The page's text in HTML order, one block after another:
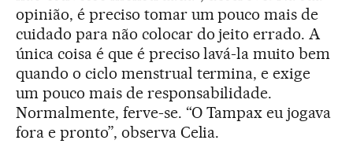
opinião, é preciso tomar um pouco mais de
cuidado para não colocar do jeito errado. A
única coisa é que é preciso lavá-la muito bem
quando o ciclo menstrual termina, e exige
um pouco mais de responsabilidade.
Normalmente, ferve-se. “O Tampax eu jogava
fora e pronto”, observa Celia.